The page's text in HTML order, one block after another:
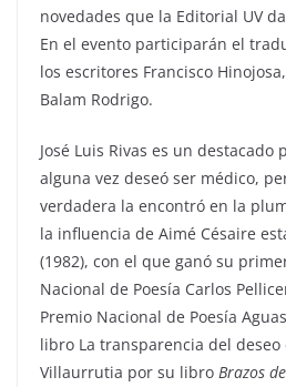
novedades que la Editorial UV
En el evento participarán el
los escritores Francisco
Balam Rodrigo.
José Luis Rivas es un
alguna vez deseó ser médico,
verdadera la encontró en la
la influencia de Aimé Césaire
(1982), con el que ganó su
Nacional de Poesía Carlos
Premio Nacional de Poesía
libro La transparencia del deseo
Villaurrutia por su libro Brazos